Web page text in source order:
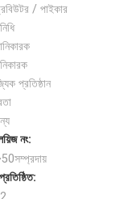
/ পাইকার
প্রতিষ্ঠান
নং: